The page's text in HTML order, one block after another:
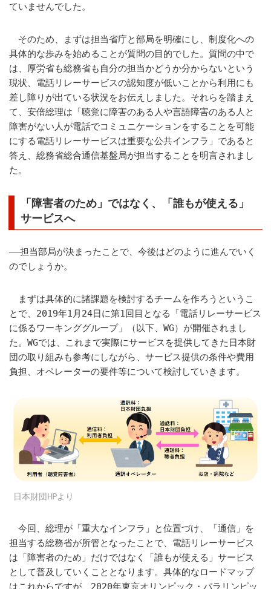
ていませんでした。
そのため、まずは担当省庁と部局を明確にし、制度化への
具体的な歩みを始めることが質問の目的でした。質問の中で
は、厚労省も総務省も自分の担当かどうか分からないという
現状、電話リレーサービスの認知度が低いことから利用にも
差し障りが出ている状況をお伝えしました。それらを踏まえ
て、安倍総理は「聴覚に障害のある人や言語障害のある人と
障害がない人が電話でコミュニケーションをすることを可能
にする電話リレーサービスは重要な公共インフラ」であると
答え、総務省総合通信基盤局が担当することを明言されまし
た。
「障害者のため」ではなく、「誰もが使える」
サービスへ
――担当部局が決まったことで、今後はどのように進んでいく
のでしょうか。
まずは具体的に諸課題を検討するチームを作ろうというこ
とで、2019年1月24日に第1回目となる「電話リレーサービス
に係るワーキンググループ」（以下、WG）が開催されまし
た。WGでは、これまで実際にサービスを提供してきた日本財
団の取り組みも参考にしながら、サービス提供の条件や費用
負担、オペレーターの要件等について検討していきます。
日本財団HPより
今回、総理が「重大なインフラ」と位置づけ、「通信」を
担当する総務省が所管となったことで、電話リレーサービス
は「障害者のため」だけではなく「誰もが使える」サービス
として普及していくこととなります。具体的なロードマップ
はこれからですが、2020年東京オリンピック・パラリンピッ